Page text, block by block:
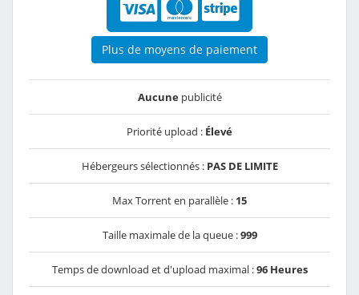
Plus de moyens de paiement
Aucunepublicité
Priorité upload : Élevé
Hébergeurs sélectionnés : PAS DE LIMITE
Max Torrent en parallèle : 15
Taille maximale de la queue :999
Temps de download et d'upload maximal :96 Heures